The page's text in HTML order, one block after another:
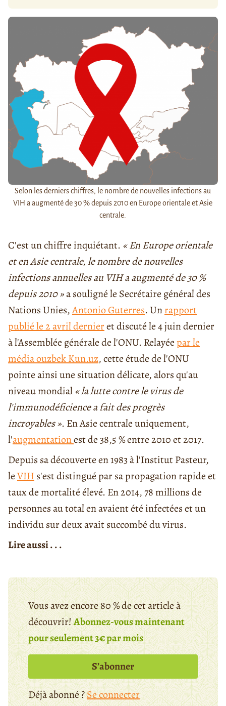
Selon les derniers chiffres, le nombre de nouvelles infections au
VIH a augmenté de 30 % depuis 2010 en Europe orientale et Asie
centrale.
C'est un chiffre inquiétant. « En Europe orientale
et en Asie centrale, le nombre de nouvelles
infections annuelles au VIH a augmenté de 30 %
depuis 2010 »a souligné le Secrétaire général des
Nations Unies,Antonio Guterres. Unrapport
publié le 2 avril dernieret discuté le 4 juin dernier
à l'Assemblée générale de l'ONU. Relayéepar le
média ouzbek Kun.uz, cette étude de l'ONU
pointe ainsi une situation délicate, alors qu'au
niveau mondial« la lutte contre le virus de
l'immunodéficience a fait des progrès
incroyables ». En Asie centrale uniquement,
l'augmentationest de 38,5 % entre 2010 et 2017.
Depuis sa découverte en 1983 à l'Institut Pasteur,
leVIH s'est distingué par sa propagation rapide et
taux de mortalité élevé. En 2014, 78 millions de
personnes au total en avaient été infectées et un
individu sur deux avait succombé du virus.
Lire aussi . . .
Vous avez encore 80 % de cet article à
découvrir!Abonnez-vous maintenant
pour seulement 3€ par mois
S’abonner
Déjà abonné ?Se connecter